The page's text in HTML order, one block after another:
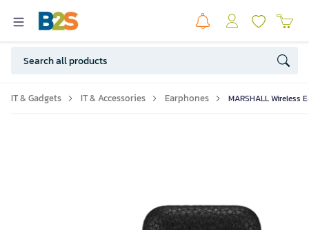
IT & Gadgets IT & Accessories Earphones MARSHALL Wireless